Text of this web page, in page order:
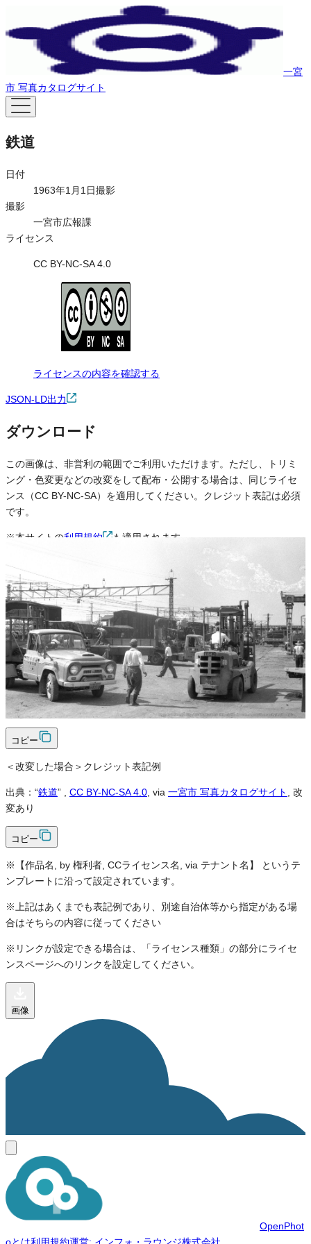
一宮
市 写真カタログサイト
鉄道
日付
1963年1月1日撮影
撮影
一宮市広報課
ライセンス
CC BY-NC-SA 4.0
ライセンスの内容を確認する
JSON-LD出力
ダウンロード
この画像は、非営利の範囲でご利用いただけます。ただし、トリミ
ング・色変更などの改変をして配布・公開する場合は、同じライセ
ンス（CC BY-NC-SA）を適用してください。クレジット表記は必須
です。
※本サイトの利用規約 も適用されます。
不可
改変
条件付き条件付き
クレジット表記
必須
クレジット表記例
出典：“鉄道 , CC BY-NC-SA 4.0, via一宮市 写真カタログサイト
コピー
＜改変した場合＞クレジット表記例
出典：“鉄道” CC BY-NC-SA 4.0 , via 一宮市 写真カタログサイト
, 改
変あり
コピー
※【作品名, by 権利者, CCライセンス名, via テナント名】 というテ
ンプレートに沿って設定されています。
※上記はあくまでも表記例であり、別途自治体等から指定がある場
合はそちらの内容に従ってください
※リンクが設定できる場合は、「ライセンス種類」の部分にライセ
ンスページへのリンクを設定してください。
画像
OpenPhot